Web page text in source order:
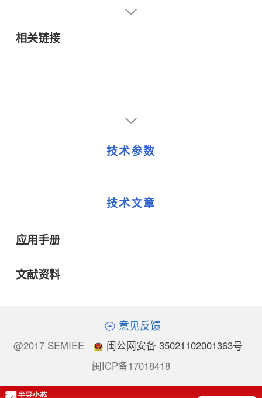
相关链接
技术参数
技术文章
应用手册
文献资料
意见反馈
@2017 SEMIEE
闽公网安备 35021102001363号
闽ICP备17018418